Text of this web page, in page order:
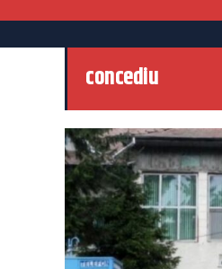
concediu